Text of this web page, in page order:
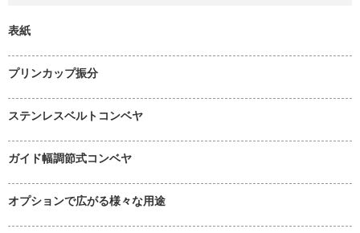
表紙
プリンカップ振分
ステンレスベルトコンベヤ
ガイド幅調節式コンベヤ
オプションで広がる様々な用途